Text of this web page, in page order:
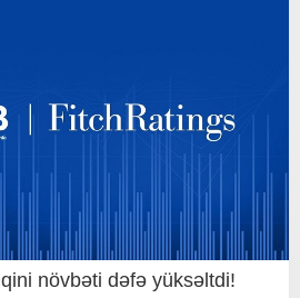
növbəti dəfə yüksəltdi!